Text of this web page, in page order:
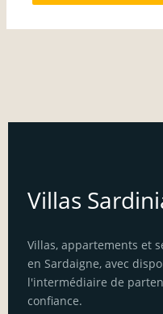
Villas
Villas, appartements et
en Sardaigne, avec
l'intermédiaire de
confiance.